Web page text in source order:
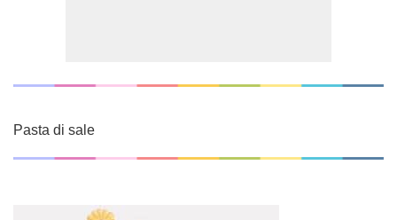
Pasta di sale